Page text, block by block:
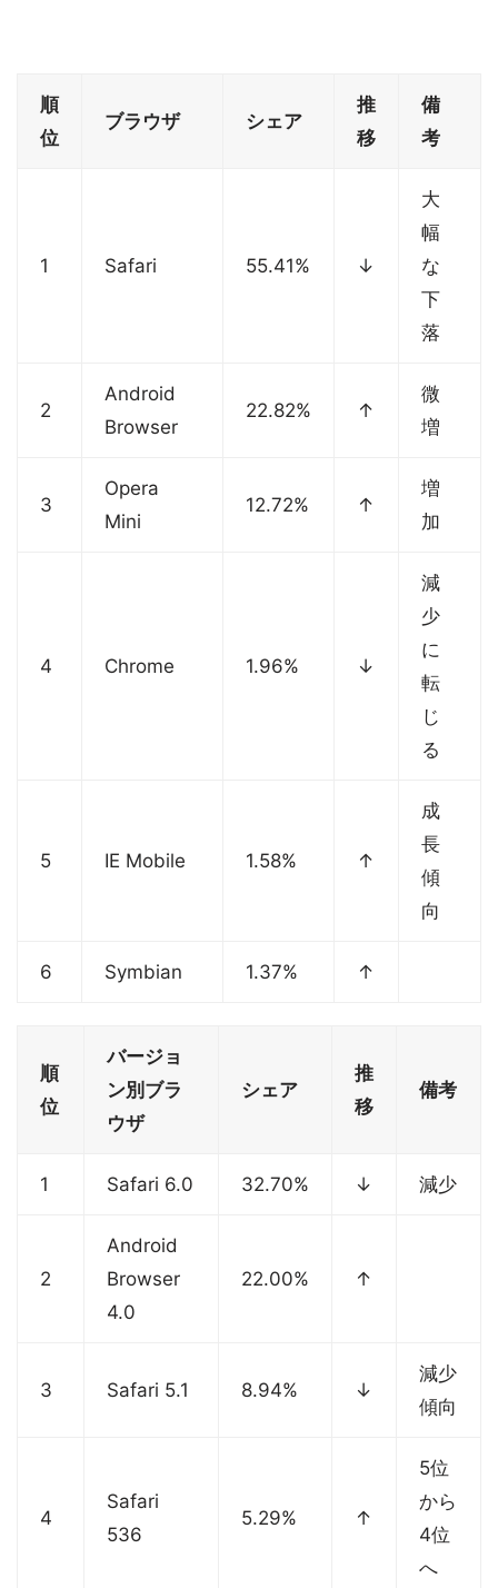
順
位
ブラウザ シェア
推
移
備
考
1 Safari 55.41% ↓
大
幅
な
下
落
2
Android
Browser
22.82% ↑
微
増
3
Opera
Mini
12.72% ↑
増
加
4 Chrome 1.96% ↓
減
少
に
転
じ
る
5 IE Mobile 1.58% ↑
成
長
傾
向
6 Symbian 1.37% ↑
順
位
バージョ
ン別ブラ
ウザ
シェア
推
移
備考
1 Safari 6.0 32.70% ↓ 減少
2
Android
Browser
4.0
22.00% ↑
3 Safari 5.1 8.94% ↓
減少
傾向
4
Safari
536
5.29% ↑
5位
から
4位
へ